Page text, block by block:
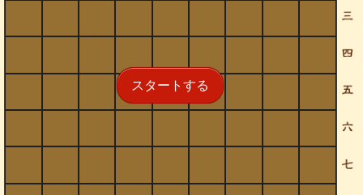
スタートする